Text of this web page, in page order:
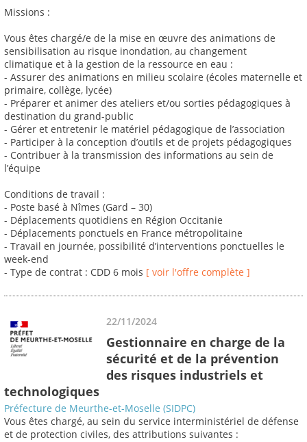
Missions :
Vous êtes chargé/e de la mise en œuvre des animations de
sensibilisation au risque inondation, au changement
climatique et à la gestion de la ressource en eau :
- Assurer des animations en milieu scolaire (écoles maternelle et
primaire, collège, lycée)
- Préparer et animer des ateliers et/ou sorties pédagogiques à
destination du grand-public
- Gérer et entretenir le matériel pédagogique de l’association
- Participer à la conception d’outils et de projets pédagogiques
- Contribuer à la transmission des informations au sein de
l’équipe
Conditions de travail :
- Poste basé à Nîmes (Gard – 30)
- Déplacements quotidiens en Région Occitanie
- Déplacements ponctuels en France métropolitaine
- Travail en journée, possibilité d’interventions ponctuelles le
week-end
- Type de contrat : CDD 6 mois [ voir l'offre complète ]
22/11/2024
Gestionnaire en charge de la
sécurité et de la prévention
des risques industriels et
technologiques
Préfecture de Meurthe-et-Moselle (SIDPC)
Vous êtes chargé, au sein du service interministériel de défense
et de protection civiles, des attributions suivantes :